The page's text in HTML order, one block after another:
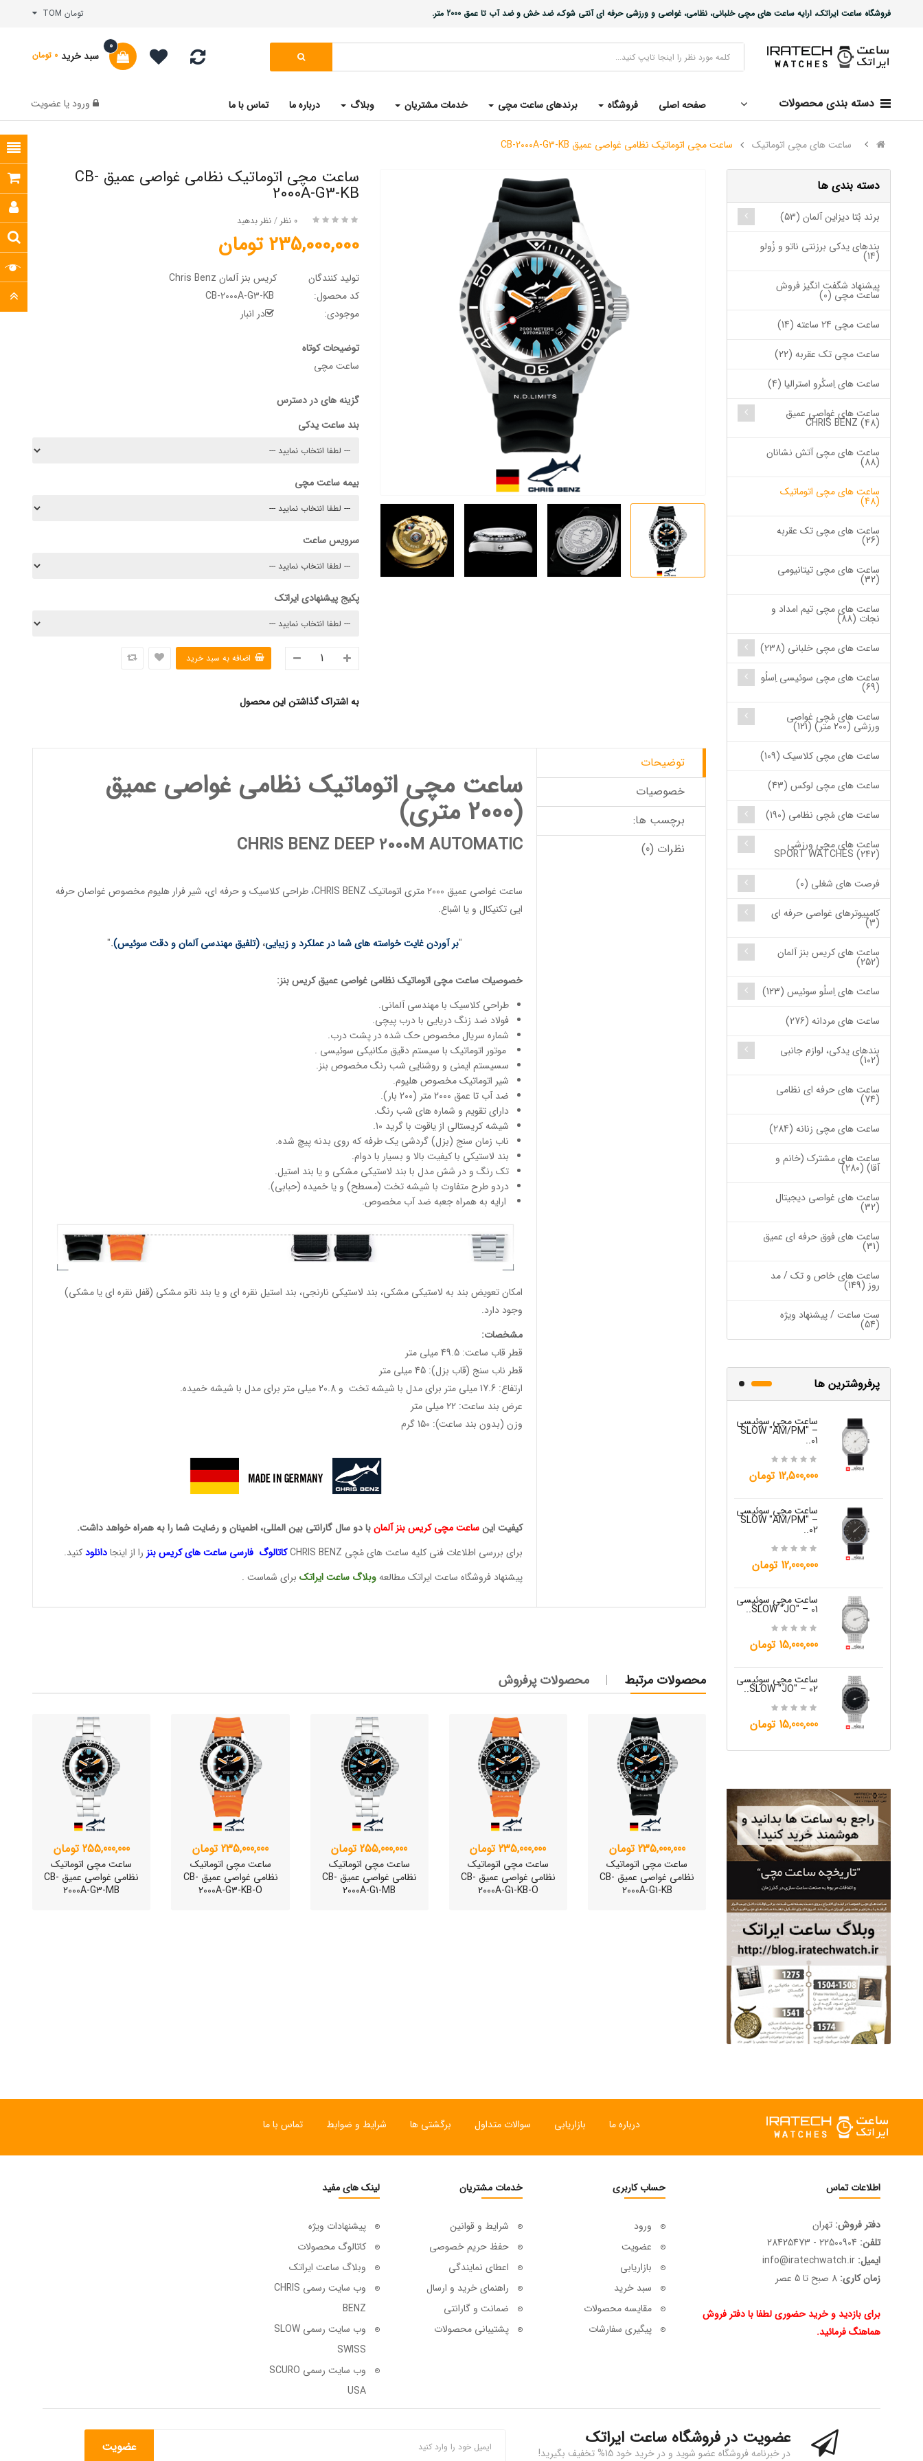
فروشگاه ساعت ایراتک، ارایه ساعت های مچی خلبانی، نظامی، غواصی و ورزشی حرفه ای آنتی شوک، ضد خش و ضد آب تا عمق 2000 متر. تومان TOM
سبد خرید
0
0 تومان
دسته بندی محصولات صفحه اصلی فروشگاه برندهای ساعت مچی خدمات مشتریان وبلاگ درباره ما تماس با ما ورود یا عضویت
ساعت های مچی اتوماتیک ساعت مچی اتوماتیک نظامی غواصی عمیق CB-2000A-G3-KB
دسته بندی ها
برند بُتا دیزاین آلمان (53)
بندهای یدکی برزنتی ناتو و زُولو
(14)
پیشنهاد شگفت انگیز فروش
ساعت مچی (0)
ساعت مچی 24 ساعته (14)
ساعت مچی تک عقربه (22)
ساعت های اِسکُرو استرالیا (4)
ساعت های غواصی عمیق
CHRIS BENZ (48)
ساعت های مچی آتش نشانان
(88)
ساعت های مچی اتوماتیک
(48)
ساعت های مچی تک عقربه
(26)
ساعت های مچی تیتانیومی
(32)
ساعت های مچی تیم امداد و
نجات (88)
ساعت های مچی خلبانی (238)
ساعت های مچی سوئیسی اِسلُو
(69)
ساعت های مُچی غواصی
ورزشی (200 متر) (121)
ساعت های مچی کلاسیک (109)
ساعت های مچی لوکس (43)
ساعت های مُچی نظامی (190)
ساعت های مچی ورزشی
SPORT WATCHES (242)
فرصت های شغلی (0)
کامپیوترهای غواصی حرفه ای
(3)
ساعت های کریس بنز آلمان
(252)
ساعت های اِسلُو سوئیس (123)
ساعت های مردانه (276)
بندهای یدکی، لوازم جانبی
(102)
ساعت های حرفه ای نظامی
(74)
ساعت های مچی زنانه (284)
ساعت های مشترک (خانم و
آقا) (280)
ساعت های غواصی دیجیتال
(32)
ساعت های فوق حرفه ای عمیق
(31)
ساعت های خاص و تک / مد
روز (149)
ست ساعت / پیشنهاد ویژه
(54)
پرفروشترین ها
ساعت مچی سوئیسی
SLOW "AM/PM" –
01..
12,500,000 تومان
ساعت مچی سوئیسی
SLOW "AM/PM" –
02..
12,000,000 تومان
ساعت مچی سوئیسی
SLOW "JO" – 01..
15,000,000 تومان
ساعت مچی سوئیسی
SLOW "JO" – 02..
15,000,000 تومان
ساعت مچی اتوماتیک نظامی غواصی عمیق CB-
2000A-G3-KB
0 نظر /نظر بدهید
235,000,000 تومان
تولید کنندگان
کریس بنز آلمان Chris Benz
کد محصول:
موجودی:
در انبار
توضیحات کوتاه
ساعت مچی
گزینه های در دسترس
بند ساعت یدکی
بیمه ساعت مچی
سرویس ساعت
پکیج پیشنهادی ایراتک
به اشتراک گذاشتن این محصول
توضیحات
خصوصیات
برچسب ها:
نظرات (0)
ساعت مچی اتوماتیک نظامی غواصی عمیق
(2000 متری)
CHRIS BENZ DEEP 2000M AUTOMATIC
ساعت غواصی عمیق CHRIS BENZ، طراحی کلاسیک و حرفه ای، شیر فرار هلیوم مخصوص غواصان حرفه
ایی تکنیکال و یا اشباع.
"بر آوردن غایت خواسته های شما در عملکرد و زیبایی، (تلفیق مهندسی آلمان و دقت سوئیس).
"
خصوصیات ساعت مچی اتوماتیکنظامی غواصی عمیقکریس بنز:
طراحی کلاسیک با مهندسی آلمانی.
فولاد ضد زنگ دریایی با درب پیچی.
شماره سریال مخصوص حک شده در پشت درب.
موتور اتوماتیک با سیستم دقیق مکانیکی سوئیسی .
سسیستم ایمنی و روشنایی شب رنگ مخصوص بنز.
شیر اتوماتیک مخصوص هلیوم.
ضد آب تا عمق 2000 متر (200 بار).
دارای تقویم و شماره های شب رنگ.
شیشه کریستالی از یاقوت با گرید 10.
ناب زمان سنج (بزل) گردشی یک طرفه که روی بدنه پیچ شده.
بند لاستیکی با کیفیت بالا و بسیار با دوام.
تک رنگ و در شش مدل با بند لاستیکی مشکی و یا بند استیل.
دردو طرح متفاوت با شیشه تخت (مسطح) و یا خمیده (حبابی).
ارایه به همراه جعبه ضد آب مخصوص.
امکان تعویض بند به لاستیکی مشکی، بند لاستیکی نارنجی، بند استیل نقره ای و یا بند ناتو مشکی (قفل نقره ای یا مشکی)
وجود دارد.
مشخصات:
قطر قاب ساعت: 49.5 میلی متر
قطر ناب سنج (قاب بزل): 45 میلی متر
ارتفاع: 17.6 میلی متر برای مدل با شیشه تخت و 20.8 میلی متر برای مدل با شیشه خمیده.
عرض بند ساعت: 22 میلی متر
وزن (بدون بند ساعت): 150 گرم
کیفیت این ساعت مچی کریس بنز آلمانبا دو سال گارانتی بین المللی، اطمینان و رضایت شما را به همراه خواهد داشت.
برای بررسی اطلاعات فنی کلیه ساعت های مُچی CHRIS BENZ
کاتالوگ فارسی ساعت هایکریس بنزرا از اینجا دانلودکنید.
پیشنهاد فروشگاه ساعت ایراتک مطالعه وبلاگ ساعت ایراتکبرای شماست .
محصولات مرتبط محصولات پرفروش
235,000,000 تومان
ساعت مچی اتوماتیک
نظامی غواصی عمیق CB-
2000A-G1-KB
235,000,000 تومان
ساعت مچی اتوماتیک
نظامی غواصی عمیق CB-
2000A-G1-KB-O
255,000,000 تومان
ساعت مچی اتوماتیک
نظامی غواصی عمیق CB-
2000A-G1-MB
235,000,000 تومان
ساعت مچی اتوماتیک
نظامی غواصی عمیق CB-
2000A-G3-KB-O
255,000,000 تومان
ساعت مچی اتوماتیک
نظامی غواصی عمیق CB-
2000A-G3-MB
درباره ما بازاریابی سوالات متداول برگشتی ها شرایط و ضوابط تماس با ما
اطلاعات تماس
دفتر فروش: تهران
تلفن: 22500904 - 28425473
ایمیل: info@iratechwatch.ir
زمان کاری:8 صبح تا 5 عصر
برای بازدید و خرید حضوری لطفا با دفتر فروش
هماهنگ فرمائید.
حساب کاربری
ورود
عضویت
بازاریابی
سبد خرید
مقایسه محصولات
پیگیری سفارشات
خدمات مشتریان
شرایط و قوانین
حفظ حریم خصوصی
اعطای نمایندگی
راهنمای خرید و ارسال
ضمانت و گارانتی
پشتیبانی محصولات
لینک های مفید
پیشنهادات ویژه
کاتالوگ محصولات
وبلاگ ساعت ایراتک
وب سایت رسمی CHRIS
BENZ
وب سایت رسمی SLOW
SWISS
وب سایت رسمی SCURO
USA
عضویت در فروشگاه ساعت ایراتک
در خبرنامه فروشگاه عضو شوید و در خرید خود 15% تخفیف بگیرید! عضویت